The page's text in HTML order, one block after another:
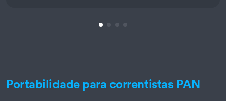
Portabilidade para correntistas PAN